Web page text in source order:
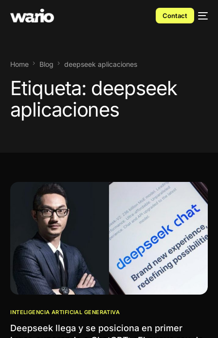
Contact
Home Blog deepseek aplicaciones
Etiqueta: deepseek
aplicaciones
INTELIGENCIA ARTIFICIAL GENERATIVA
Deepseek llega y se posiciona en primer